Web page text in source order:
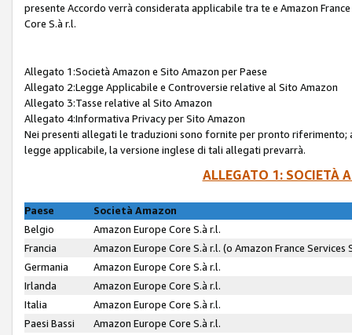
presente Accordo verrà considerata applicabile tra te e Amazon
Core S.à r.l.
Allegato 1:Società Amazon e Sito Amazon per Paese
Allegato 2:Legge Applicabile e Controversie relative al Sito Amazon
Allegato 3:Tasse relative al Sito Amazon
Allegato 4:Informativa Privacy per Sito Amazon
Nei presenti allegati le traduzioni sono fornite per pronto riferimento;
legge applicabile, la versione inglese di tali allegati prevarrà.
ALLEGATO 1: SOCIETÀ
Paese
Società Amazon
Belgio
Amazon Europe Core S.à r.l.
Francia
Amazon Europe Core S.à r.l. (o Amazon France
Germania
Amazon Europe Core S.à r.l.
Irlanda
Amazon Europe Core S.à r.l.
Italia
Amazon Europe Core S.à r.l.
Paesi Bassi
Amazon Europe Core S.à r.l.